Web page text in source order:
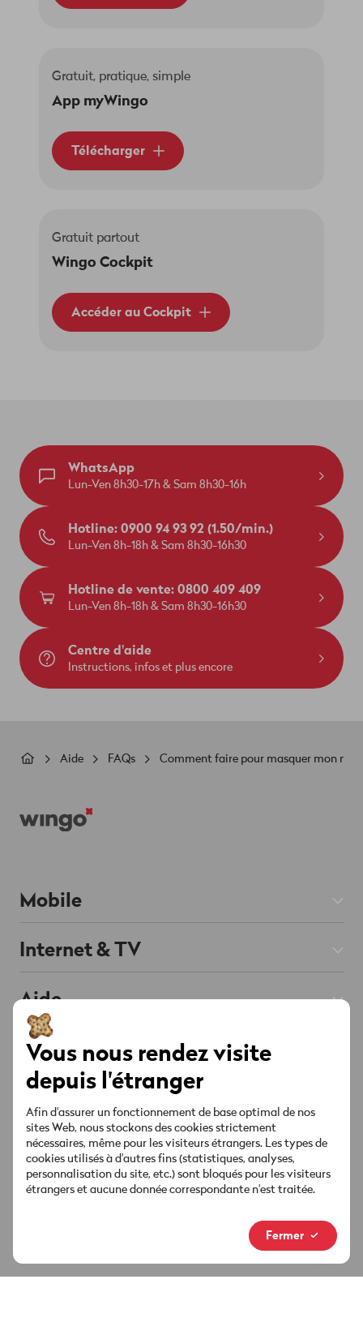
Gratuit, pratique, simple
App myWingo
Télécharger
Gratuit partout
Wingo Cockpit
Accéder au Cockpit
WhatsApp
Lun-Ven 8h30-17h & Sam 8h30-16h
Hotline: 0900 94 93 92 (1.50/min.)
Lun-Ven 8h-18h & Sam 8h30-16h30
Hotline de vente: 0800 409 409
Lun-Ven 8h-18h & Sam 8h30-16h30
Centre d'aide
Instructions, infos et plus encore
Fil
Aide FAQs Comment faire pour masquer mon
Mobile
Abos Mobile
Prepaid
Smartphones
Offres & Promos
Internet & TV
Abos Internet
Abos TV
Téléphonie fixe
Liste des chaînes
Offres & Promos
Aide
Mobile & Roaming
Internet & TV
Compte & Réglages
Sécurité & Facture
Guides & téléchargements
À propos de Wingo
Contact
Points de vente
MyWingo
À propos
Médias & actualités
Socials
Vous nous rendez visite
depuis l'étranger
Afin d'assurer un fonctionnement de base optimal de nos
sites Web, nous stockons des cookies strictement
nécessaires, même pour les visiteurs étrangers. Les types de
cookies utilisés à d'autres fins (statistiques, analyses,
personnalisation du site, etc.) sont bloqués pour les visiteurs
étrangers et aucune donnée correspondante n'est traitée.
Fermer
Chat
Red est connectée